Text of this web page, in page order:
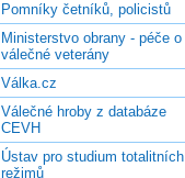
Pomníky četníků, policistů
Ministerstvo obrany - péče o
válečné veterány
Válka.cz
Válečné hroby z databáze
CEVH
Ústav pro studium totalitních
režimů